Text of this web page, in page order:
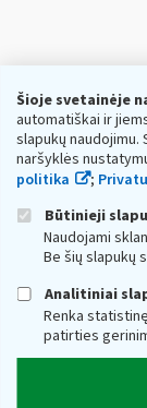
Šioje svetainėje
automatiškai ir
slapukų
naršyklės
politika
;
Būtinieji
Naudojami
Be šių slapukų
Analitiniai
Renka
patirties